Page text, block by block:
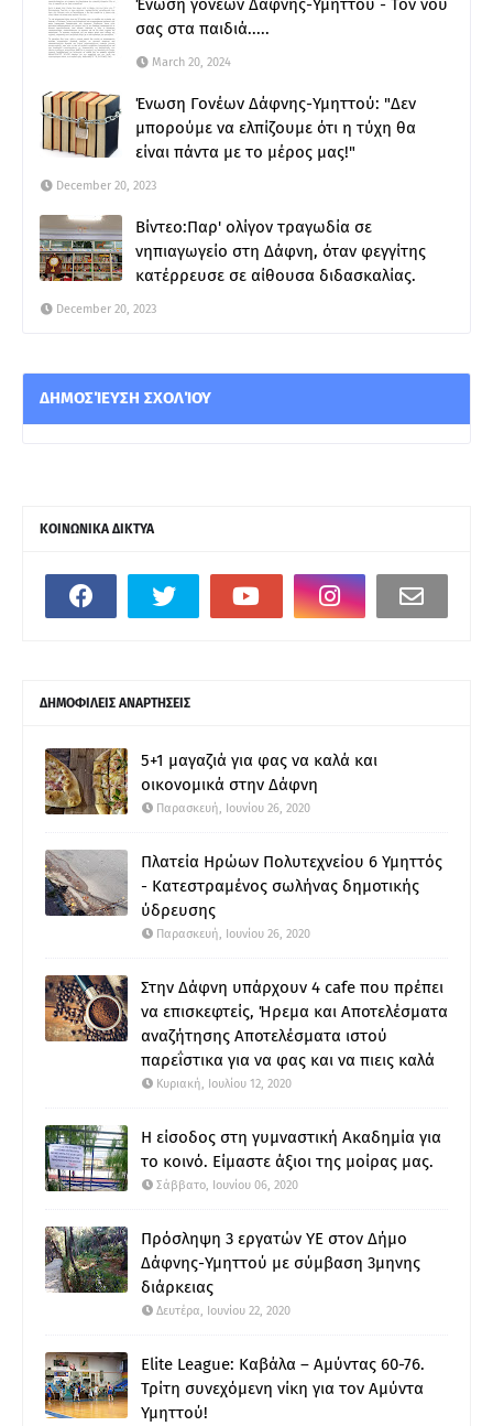
Ένωση γονέων Δάφνης-Υμηττού - Τον νου
σας στα παιδιά.....
March 20, 2024
Ένωση Γονέων Δάφνης-Υμηττού: "Δεν
μπορούμε να ελπίζουμε ότι η τύχη θα
είναι πάντα με το μέρος μας!"
December 20, 2023
Βίντεο:Παρ' ολίγον τραγωδία σε
νηπιαγωγείο στη Δάφνη, όταν φεγγίτης
κατέρρευσε σε αίθουσα διδασκαλίας.
December 20, 2023
ΔΗΜΟΣΊΕΥΣΗ ΣΧΟΛΊΟΥ
ΚΟΙΝΩΝΙΚΑ ΔΙΚΤΥΑ
ΔΗΜΟΦΙΛΕΙΣ ΑΝΑΡΤΗΣΕΙΣ
5+1 μαγαζιά για φας να καλά και
οικονομικά στην Δάφνη
Παρασκευή, Ιουνίου 26, 2020
Πλατεία Ηρώων Πολυτεχνείου 6 Υμηττός
- Κατεστραμένος σωλήνας δημοτικής
ύδρευσης
Παρασκευή, Ιουνίου 26, 2020
Στην Δάφνη υπάρχουν 4 cafe που πρέπει
να επισκεφτείς, Ήρεμα και Αποτελέσματα
αναζήτησης Αποτελέσματα ιστού
παρεΐστικα για να φας και να πιεις καλά
Κυριακή, Ιουλίου 12, 2020
Η είσοδος στη γυμναστική Ακαδημία για
το κοινό. Είμαστε άξιοι της μοίρας μας.
Σάββατο, Ιουνίου 06, 2020
Πρόσληψη 3 εργατών ΥΕ στον Δήμο
Δάφνης-Υμηττού με σύμβαση 3μηνης
διάρκειας
Δευτέρα, Ιουνίου 22, 2020
Elite League: Καβάλα – Αμύντας 60-76.
Τρίτη συνεχόμενη νίκη για τον Αμύντα
Υμηττού!